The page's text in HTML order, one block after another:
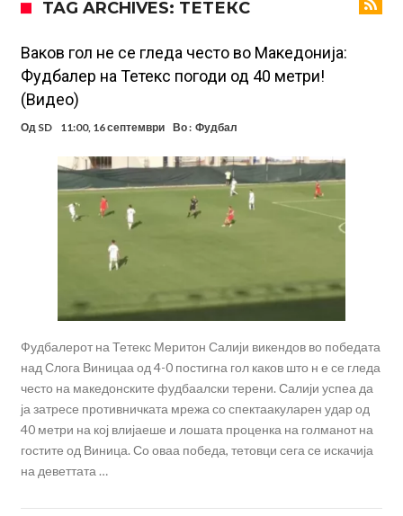
Тикет на денот (петок, 07.08.2026)
Фиренца во транс од Мастантоно
Продаден резервниот голман на Сити за 50 милиони евра
Замена за Влаховиќ: Напаѓачот на Манчестер доаѓа во Јувентус!
УЕФА повторно се заканува со бојкот на турнирите на ФИФА
поради Инфантино
Мурињо бесен поради одлуката на Реал: Протекоа детали од
разговорот што го потресе Мадрид!
TAG ARCHIVES: ТЕТЕКС
Ваков гол не се гледа често во Македонија:
Фудбалер на Тетекс погоди од 40 метри!
(Видео)
Од SD 11:00, 16 септември Во : Фудбал
Фудбалерот на Тетекс Меритон Салији викендов во победата
над Слога Виницаа од 4-0 постигна гол каков што н е се гледа
често на македонските фудбаалски терени. Салији успеа да
ја затресе противничката мрежа со спектаакуларен удар од
40 метри на кој влијаеше и лошата проценка на голманот на
гостите од Виница. Со оваа победа, тетовци сега се искачија
на деветтата …